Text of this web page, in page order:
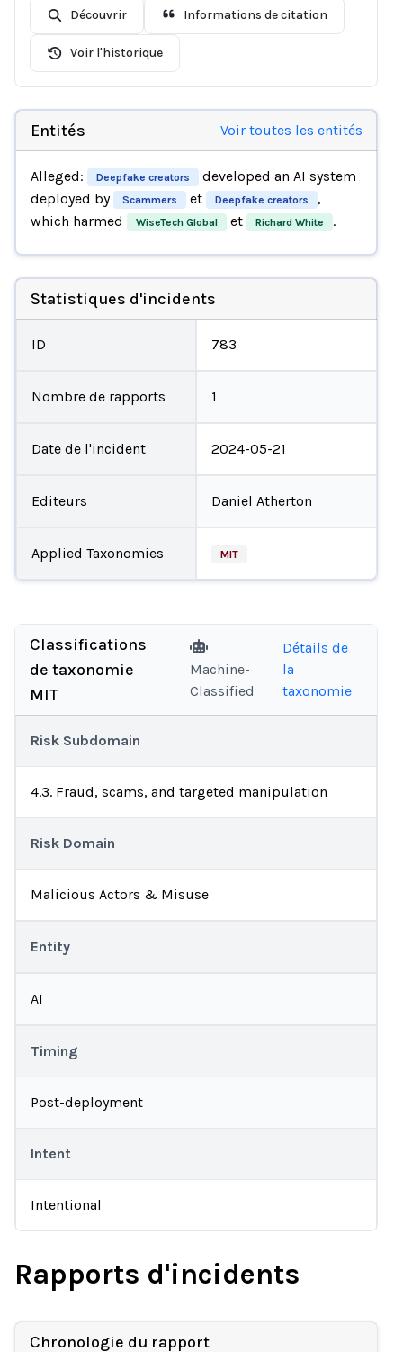
Découvrir Informations de citation
Voir l'historique
Entités Voir toutes les entités
Alleged: Deepfake creators
developed an AI system
deployed by
Scammers et Deepfake creators
,
which harmed
WiseTech Global et Richard White .
Statistiques d'incidents
ID 783
Nombre de rapports 1
Date de l'incident 2024-05-21
Editeurs Daniel Atherton
Applied Taxonomies MIT
Classifications
de taxonomie
MIT
Machine-
Classified
Détails de
la
taxonomie
Risk Subdomain
4.3. Fraud, scams, and targeted manipulation
Risk Domain
Malicious Actors & Misuse
Entity
AI
Timing
Post-deployment
Intent
Intentional
Rapports d'incidents
Chronologie du rapport